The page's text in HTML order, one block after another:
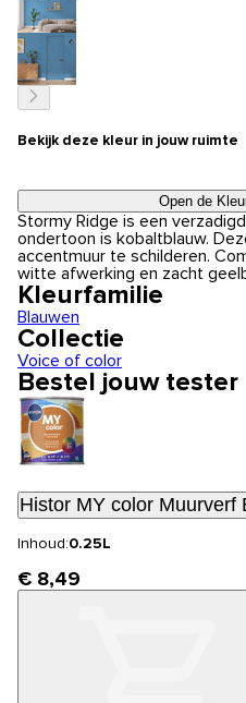
Bekijk deze kleur in jouw ruimte
Open de
Stormy Ridge is een
ondertoon is kobaltblauw.
accentmuur te schilderen.
witte afwerking en zacht
Kleurfamilie
Blauwen
Collectie
Voice of color
Bestel jouw tester
Histor MY color Muurverf
Inhoud:0.25L
€ 8,49